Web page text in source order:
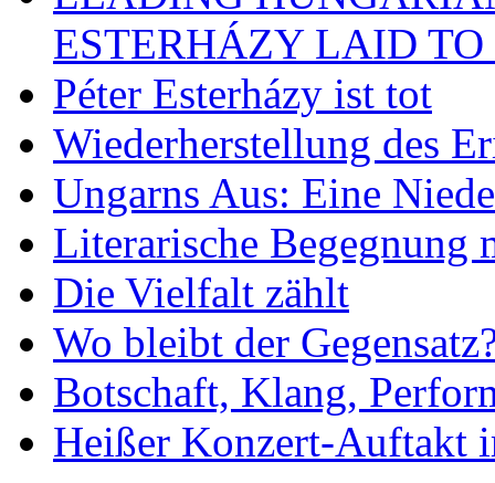
ESTERHÁZY LAID
Péter Esterházy ist tot
Wiederherstellung des
Ungarns Aus: Eine
Literarische Begegnung
Die Vielfalt zählt
Wo bleibt der
Botschaft, Klang,
Heißer Konzert-Auftakt